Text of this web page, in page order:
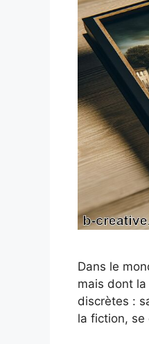
Dans le
mais dont
discrètes :
la fiction,